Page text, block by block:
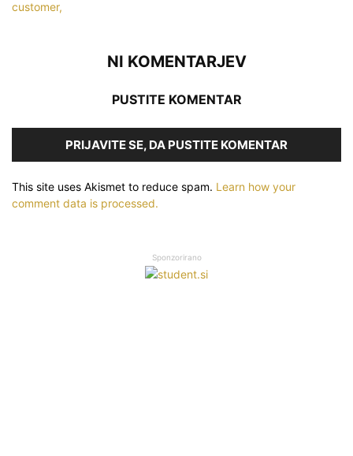
NI KOMENTARJEV
PUSTITE KOMENTAR
PRIJAVITE SE, DA PUSTITE KOMENTAR
This site uses Akismet to reduce spam. Learn how your
comment data is processed.
Sponzorirano